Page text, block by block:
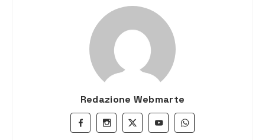
Redazione Webmarte